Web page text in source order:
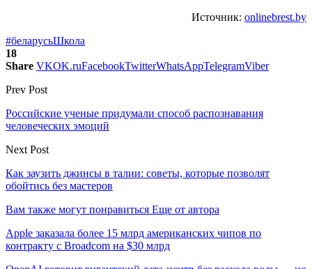
Источник: onlinebrest.by
#беларусьШкола
18
Share VKOK.ruFacebookTwitterWhatsAppTelegramViber
Prev Post
Российские ученые придумали способ распознавания
человеческих эмоций
Next Post
Как заузить джинсы в талии: советы, которые позволят
обойтись без мастеров
Вам также могут понравиться Еще от автора
Apple заказала более 15 млрд американских чипов по
контракту с Broadcom на $30 млрд